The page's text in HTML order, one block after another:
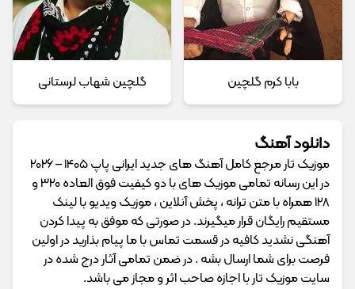
بابا کرم گلچین گلچین شهاب لرستانی
دانلود آهنگ
موزیک تار مرجع کامل آهنگ های جدید ایرانی پاپ 1405 – 2026
در این رسانه تمامی موزیک های با دو کیفیت فوق العاده 320 و
128 همراه با متن ترانه ، پخش آنلاین ، موزیک ویدیو با لینک
مستقیم رایگان قرار میگیرند. در صورتی که موفق به پیدا کردن
آهنگی نشدید کافیه در قسمت تماس با ما پیام بذارید در اولین
فرصت برای شما ارسال بشه . در ضمن تمامی آثار درج شده در
سایت موزیک تار با اجازه صاحب اثر و مجاز می باشد.